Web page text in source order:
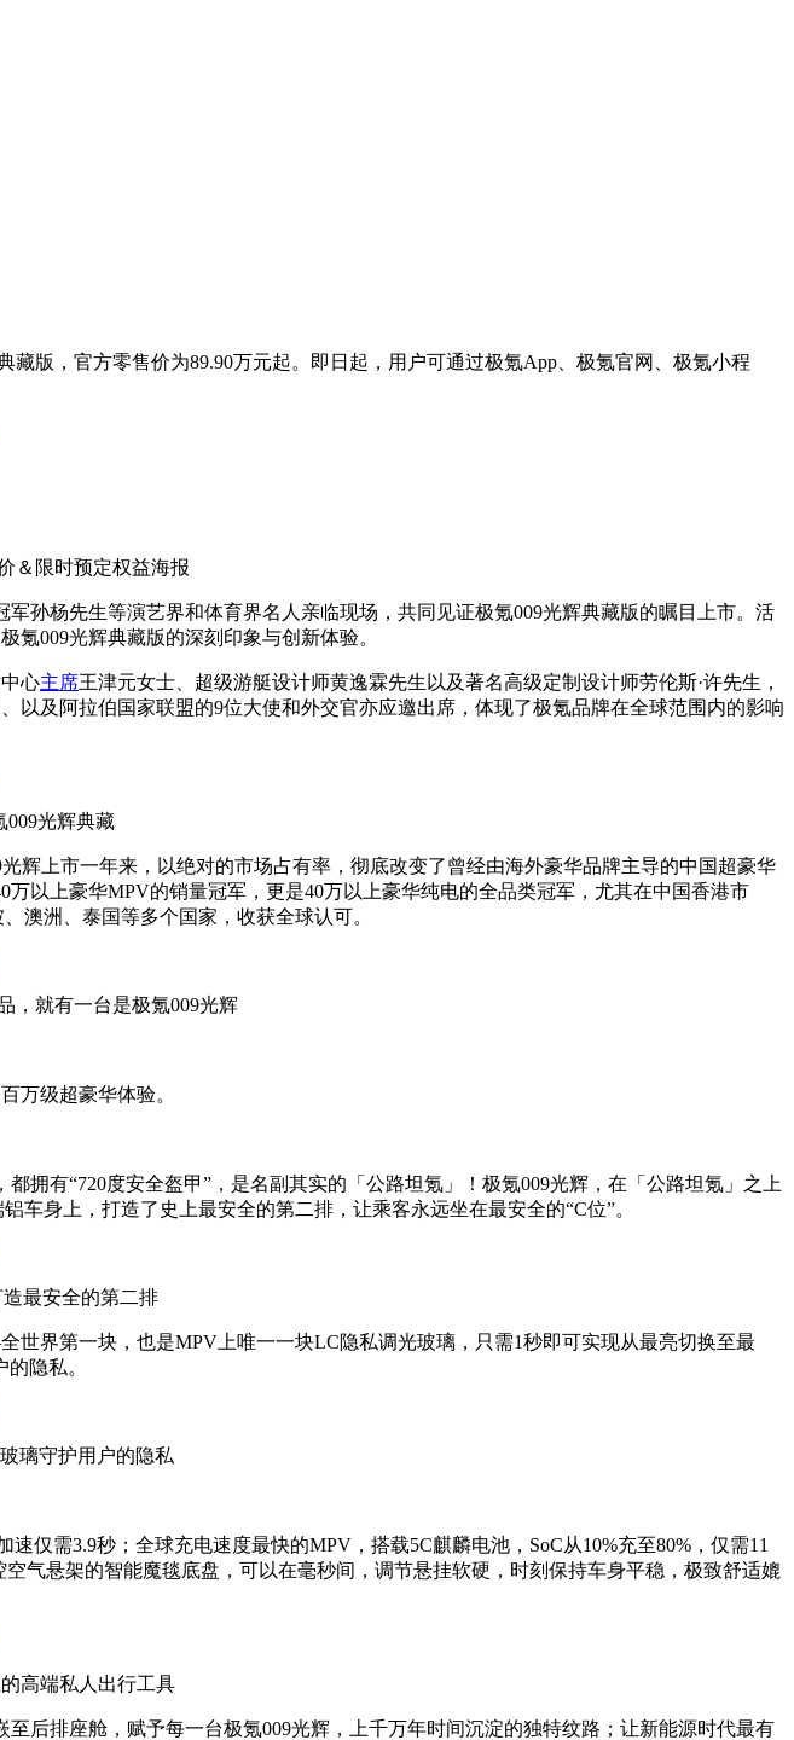
版，官方零售价为89.90万元起。即日起，用户可通过极氪App、极氪官网、极氪小程
＆限时预定权益海报
孙杨先生等演艺界和体育界名人亲临现场，共同见证极氪009光辉典藏版的瞩目上市。活
氪009光辉典藏版的深刻印象与创新体验。
心主席王津元女士、超级游艇设计师黄逸霖先生以及著名高级定制设计师劳伦斯·许先生，
及阿拉伯国家联盟的9位大使和外交官亦应邀出席，体现了极氪品牌在全球范围内的影响
009光辉典藏
辉上市一年来，以绝对的市场占有率，彻底改变了曾经由海外豪华品牌主导的中国超豪华
以上豪华MPV的销量冠军，更是40万以上豪华纯电的全品类冠军，尤其在中国香港市
澳洲、泰国等多个国家，收获全球认可。
，就有一台是极氪009光辉
万级超豪华体验。
拥有“720度安全盔甲”，是名副其实的「公路坦氪」！极氪009光辉，在「公路坦氪」之上
身上，打造了史上最安全的第二排，让乘客永远坐在最安全的“C位”。
最安全的第二排
界第一块，也是MPV上唯一一块LC隐私调光玻璃，只需1秒即可实现从最亮切换至最
隐私。
璃守护用户的隐私
仅需3.9秒；全球充电速度最快的MPV，搭载5C麒麟电池，SoC从10%充至80%，仅需11
气悬架的智能魔毯底盘，可以在毫秒间，调节悬挂软硬，时刻保持车身平稳，极致舒适媲
高端私人出行工具
后排座舱，赋予每一台极氪009光辉，上千万年时间沉淀的独特纹路；让新能源时代最有